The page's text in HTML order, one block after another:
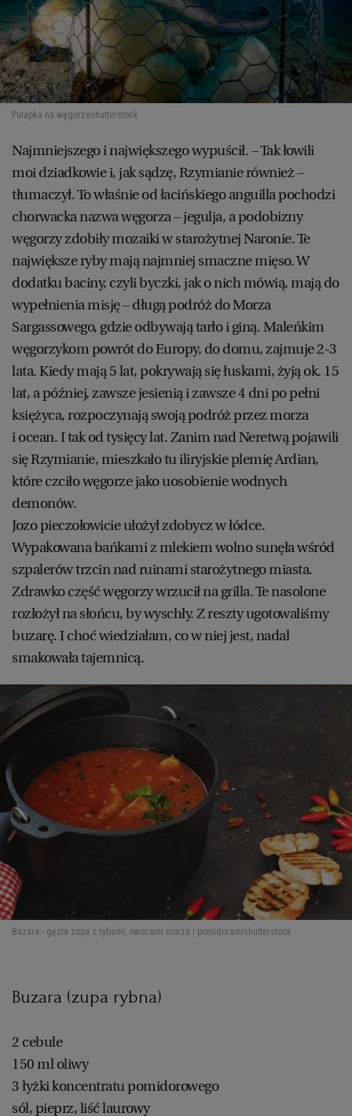
Pułapka na węgorzeshutterstock
Najmniejszego i największego wypuścił. – Tak łowili
moi dziadkowie i, jak sądzę, Rzymianie również –
tłumaczył. To właśnie od łacińskiego anguilla pochodzi
chorwacka nazwa węgorza – jegulja, a podobizny
węgorzy zdobiły mozaiki w starożytnej Naronie. Te
największe ryby mają najmniej smaczne mięso. W
dodatku baciny, czyli byczki, jak o nich mówią, mają do
wypełnienia misję – długą podróż do Morza
Sargassowego, gdzie odbywają tarło i giną. Maleńkim
węgorzykom powrót do Europy, do domu, zajmuje 2-3
lata. Kiedy mają 5 lat, pokrywają się łuskami, żyją ok. 15
lat, a później, zawsze jesienią i zawsze 4 dni po pełni
księżyca, rozpoczynają swoją podróż przez morza
i ocean. I tak od tysięcy lat. Zanim nad Neretwą pojawili
się Rzymianie, mieszkało tu iliryjskie plemię Ardian,
które czciło węgorze jako uosobienie wodnych
demonów.
Jozo pieczołowicie ułożył zdobycz w łódce.
Wypakowana bańkami z mlekiem wolno sunęła wśród
szpalerów trzcin nad ruinami starożytnego miasta.
Zdrawko część węgorzy wrzucił na grilla. Te nasolone
rozłożył na słońcu, by wyschły. Z reszty ugotowaliśmy
buzarę. I choć wiedziałam, co w niej jest, nadal
smakowała tajemnicą.
Buzara - gęsta zupa z rybami, owocami morza i pomidoramishutterstock
Buzara (zupa rybna)
2 cebule
150 ml oliwy
3 łyżki koncentratu pomidorowego
sól, pieprz, liść laurowy